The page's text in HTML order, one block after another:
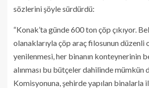
sözlerini şöyle sürdürdü:
“Konak’ta günde 600 ton çöp çıkıyor.
olanaklarıyla çöp araç filosunun düzenli
yenilenmesi, her binanın konteynerinin
alınması bu bütçeler dahilinde mümkün
Komisyonuna, şehirde yapılan binalarla